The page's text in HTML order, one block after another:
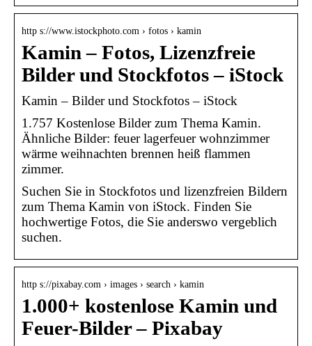
http s://www.istockphoto.com › fotos › kamin
Kamin – Fotos, Lizenzfreie
Bilder und Stockfotos – iStock
Kamin – Bilder und Stockfotos – iStock
1.757 Kostenlose Bilder zum Thema Kamin.
Ähnliche Bilder: feuer lagerfeuer wohnzimmer
wärme weihnachten brennen heiß flammen
zimmer.
Suchen Sie in Stockfotos und lizenzfreien Bildern
zum Thema Kamin von iStock. Finden Sie
hochwertige Fotos, die Sie anderswo vergeblich
suchen.
http s://pixabay.com › images › search › kamin
1.000+ kostenlose Kamin und
Feuer-Bilder – Pixabay